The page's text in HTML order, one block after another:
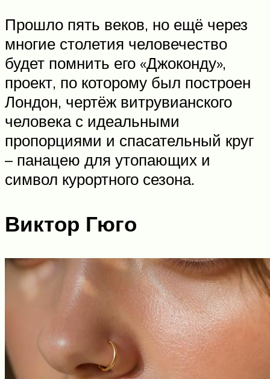
Прошло пять веков, но ещё через
многие столетия человечество
будет помнить его «Джоконду»,
проект, по которому был построен
Лондон, чертёж витрувианского
человека с идеальными
пропорциями и спасательный круг
– панацею для утопающих и
символ курортного сезона.
Виктор Гюго